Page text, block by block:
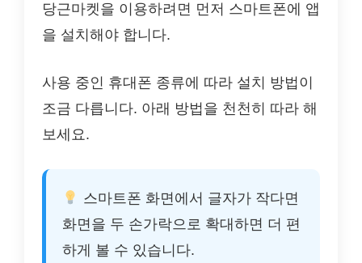
당근마켓을 이용하려면 먼저 스마트폰에 앱
을 설치해야 합니다.
사용 중인 휴대폰 종류에 따라 설치 방법이
조금 다릅니다. 아래 방법을 천천히 따라 해
보세요.
스마트폰 화면에서 글자가 작다면
화면을 두 손가락으로 확대하면 더 편
하게 볼 수 있습니다.